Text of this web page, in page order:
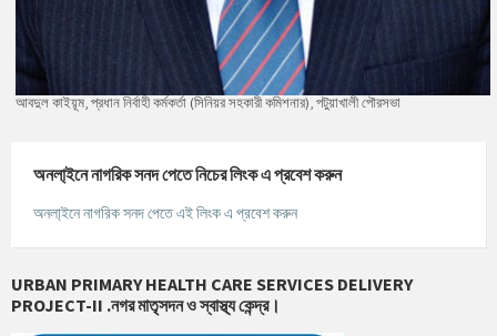
আবদুল কাইয়ূম, প্রধান নির্বাহী কর্মকর্তা (সিনিয়র সহকারী কমিশনার), পটুয়াখালী পৌরসভা
অনলা্‌ইনে নাগরিক সনদ পেতে নিচের লিংক এ প্রবেশ করুন
অনলা্‌ইনে নাগরিক সনদ পেতে এই লিংক এ প্রবেশ করুন
URBAN PRIMARY HEALTH CARE SERVICES DELIVERY
PROJECT-II .নগর মাতৃসদন ও স্বাস্থ্য কেন্দ্র।